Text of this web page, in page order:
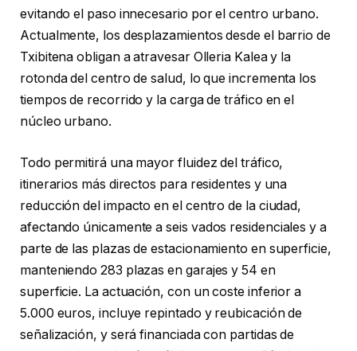
evitando el paso innecesario por el centro urbano.
Actualmente, los desplazamientos desde el barrio de
Txibitena obligan a atravesar Olleria Kalea y la
rotonda del centro de salud, lo que incrementa los
tiempos de recorrido y la carga de tráfico en el
núcleo urbano.
Todo permitirá una mayor fluidez del tráfico,
itinerarios más directos para residentes y una
reducción del impacto en el centro de la ciudad,
afectando únicamente a seis vados residenciales y a
parte de las plazas de estacionamiento en superficie,
manteniendo 283 plazas en garajes y 54 en
superficie. La actuación, con un coste inferior a
5.000 euros, incluye repintado y reubicación de
señalización, y será financiada con partidas de